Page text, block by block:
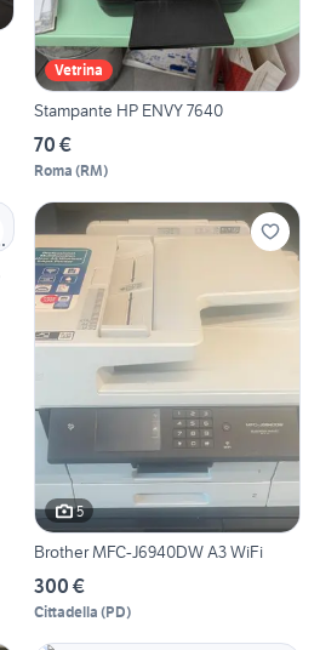
Vetrina
Stampante HP ENVY 7640
70 €
Roma (RM)
5
Brother MFC-J6940DW A3 WiFi
300 €
Cittadella (PD)